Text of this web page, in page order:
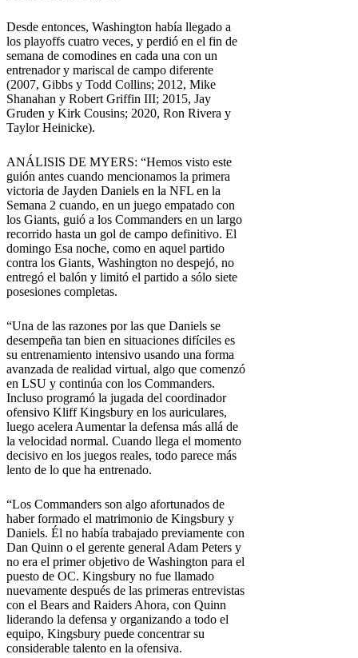
Desde entonces, Washington había llegado a
los playoffs cuatro veces, y perdió en el fin de
semana de comodines en cada una con un
entrenador y mariscal de campo diferente
(2007, Gibbs y Todd Collins; 2012, Mike
Shanahan y Robert Griffin III; 2015, Jay
Gruden y Kirk Cousins; 2020, Ron Rivera y
Taylor Heinicke).
ANÁLISIS DE MYERS: “Hemos visto este
guión antes cuando mencionamos la primera
victoria de Jayden Daniels en la NFL en la
Semana 2 cuando, en un juego empatado con
los Giants, guió a los Commanders en un largo
recorrido hasta un gol de campo definitivo. El
domingo Esa noche, como en aquel partido
contra los Giants, Washington no despejó, no
entregó el balón y limitó el partido a sólo siete
posesiones completas.
“Una de las razones por las que Daniels se
desempeña tan bien en situaciones difíciles es
su entrenamiento intensivo usando una forma
avanzada de realidad virtual, algo que comenzó
en LSU y continúa con los Commanders.
Incluso programó la jugada del coordinador
ofensivo Kliff Kingsbury en los auriculares,
luego acelera Aumentar la defensa más allá de
la velocidad normal. Cuando llega el momento
decisivo en los juegos reales, todo parece más
lento de lo que ha entrenado.
“Los Commanders son algo afortunados de
haber formado el matrimonio de Kingsbury y
Daniels. Él no había trabajado previamente con
Dan Quinn o el gerente general Adam Peters y
no era el primer objetivo de Washington para el
puesto de OC. Kingsbury no fue llamado
nuevamente después de las primeras entrevistas
con el Bears and Raiders Ahora, con Quinn
liderando la defensa y organizando a todo el
equipo, Kingsbury puede concentrar su
considerable talento en la ofensiva.